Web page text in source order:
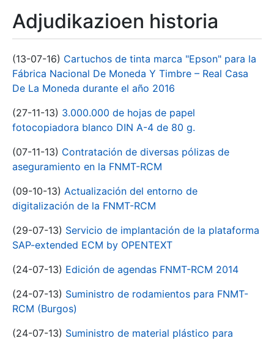
Adjudikazioen historia
(13-07-16) Cartuchos de tinta marca "Epson" para la
Fábrica Nacional De Moneda Y Timbre – Real Casa
De La Moneda durante el año 2016
(27-11-13) 3.000.000 de hojas de papel
fotocopiadora blanco DIN A-4 de 80 g.
(07-11-13) Contratación de diversas pólizas de
aseguramiento en la FNMT-RCM
(09-10-13) Actualización del entorno de
digitalización de la FNMT-RCM
(29-07-13) Servicio de implantación de la plataforma
SAP-extended ECM by OPENTEXT
(24-07-13) Edición de agendas FNMT-RCM 2014
(24-07-13) Suministro de rodamientos para FNMT-
RCM (Burgos)
(24-07-13) Suministro de material plástico para